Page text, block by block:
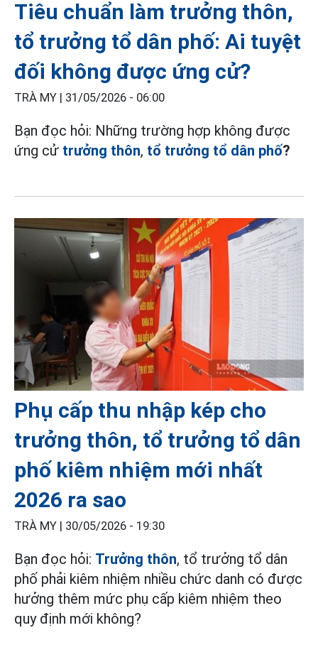
Tiêu chuẩn làm trưởng thôn,
tổ trưởng tổ dân phố: Ai tuyệt
đối không được ứng cử?
TRÀ MY | 31/05/2026 - 06:00
Bạn đọc hỏi: Những trường hợp không được
ứng cử trưởng thôn, tổ trưởng tổ dân phố?
Phụ cấp thu nhập kép cho
trưởng thôn, tổ trưởng tổ dân
phố kiêm nhiệm mới nhất
2026 ra sao
TRÀ MY | 30/05/2026 - 19:30
Bạn đọc hỏi: Trưởng thôn, tổ trưởng tổ dân
phố phải kiêm nhiệm nhiều chức danh có được
hưởng thêm mức phụ cấp kiêm nhiệm theo
quy định mới không?